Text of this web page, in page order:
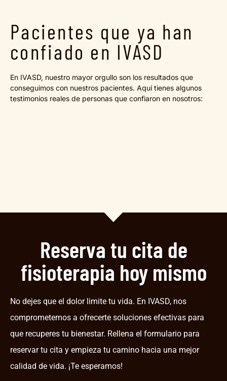
Pacientes que ya han
confiado en IVASD
En IVASD, nuestro mayor orgullo son los resultados que
conseguimos con nuestros pacientes. Aquí tienes algunos
testimonios reales de personas que confiaron en nosotros:
Reserva tu cita de
fisioterapia hoy mismo
No dejes que el dolor limite tu vida. En IVASD, nos
comprometemos a ofrecerte soluciones efectivas para
que recuperes tu bienestar. Rellena el formulario para
reservar tu cita y empieza tu camino hacia una mejor
calidad de vida. ¡Te esperamos!